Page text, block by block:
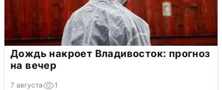
Дождь накроет Владивосток: прогноз
на вечер
7 августа 1